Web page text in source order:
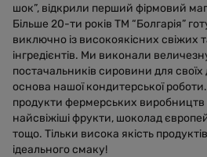
шок”, відкрили перший фірмовий
Більше 20-ти років ТМ “Болгарія”
виключно із високоякісних свіжих
інгредієнтів. Ми виконали
постачальників сировини для своїх
основа нашої кондитерської
продукти фермерських
найсвіжіші фрукти, шоколад
тощо. Тільки висока якість
ідеального смаку!